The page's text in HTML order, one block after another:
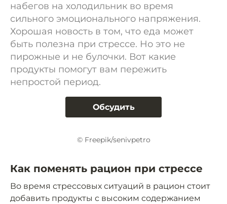
набегов на холодильник во время
сильного эмоционального напряжения.
Хорошая новость в том, что еда может
быть полезна при стрессе. Но это не
пирожные и не булочки. Вот какие
продукты помогут вам пережить
непростой период.
Обсудить
© Freepik/senivpetro
Как поменять рацион при стрессе
Во время стрессовых ситуаций в рацион стоит
добавить продукты с высоким содержанием